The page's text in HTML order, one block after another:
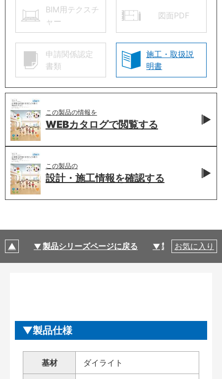
BIM用テクスチ
ャー
図面PDF
申請関係認定
書類
施工・取扱説
明書
この製品の情報を
WEBカタログで閲覧する
この製品の
設計・施工情報を確認する
製品シリーズページに戻る 製品仕様
お気に入り
製品仕様
基材 ダイライト